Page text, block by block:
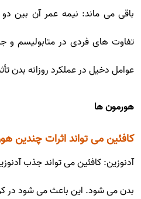
تفاوت های فردی در متابولیسم و
عوامل دخیل در عملکرد روزانه بدن
هورمون ها
کافئین می تواند اثرات چندین
آدنوزین: کافئین می تواند جذب
بدن می شود. این باعث می شود در